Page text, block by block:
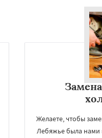
Желаете, чтобы
Лебяжье была нами